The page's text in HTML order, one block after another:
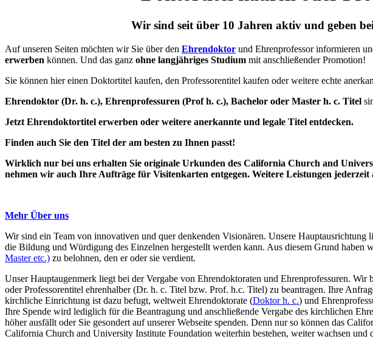
Wir sind seit über 10 Jahren aktiv und geben
Auf unseren Seiten möchten wir Sie über den Ehrendoktor und Ehrenprofessor informieren
erwerben können. Und das ganz ohne langjähriges Studium mit anschließender Promotion!
Sie können hier einen Doktortitel kaufen, den Professorentitel kaufen oder weitere echte
Ehrendoktor (Dr. h. c.), Ehrenprofessuren (Prof h. c.), Bachelor oder Master h. c. Titel
Jetzt Ehrendoktortitel erwerben oder weitere anerkannte und legale Titel entdecken.
Finden auch Sie den Titel der am besten zu Ihnen passt!
Wirklich nur bei uns erhalten Sie originale Urkunden des California Church and
nehmen wir auch Ihre Aufträge für Visitenkarten entgegen. Weitere Leistungen jederzeit
Mehr Über uns
Wir sind ein Team von innovativen und quer denkenden Visionären. Unsere
die Bildung und Würdigung des Einzelnen hergestellt werden kann. Aus diesem Grund haben
Master etc.) zu belohnen, den er oder sie verdient.
Unser Hauptaugenmerk liegt bei der Vergabe von Ehrendoktoraten und Ehrenprofessuren.
oder Professorentitel ehrenhalber (Dr. h. c. Titel bzw. Prof. h.c. Titel) zu beantragen. Ihre
kirchliche Einrichtung ist dazu befugt, weltweit Ehrendoktorate (Doktor h. c.) und
Ihre Spende wird lediglich für die Beantragung und anschließende Vergabe des kirchlichen
höher ausfällt oder Sie gesondert auf unserer Webseite spenden. Denn nur so können das
California Church and University Institute Foundation weiterhin bestehen, weiter wachsen